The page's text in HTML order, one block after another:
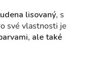
lisovaný, s
své vlastnosti je
ale také